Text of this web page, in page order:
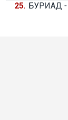
25. БУРИАД